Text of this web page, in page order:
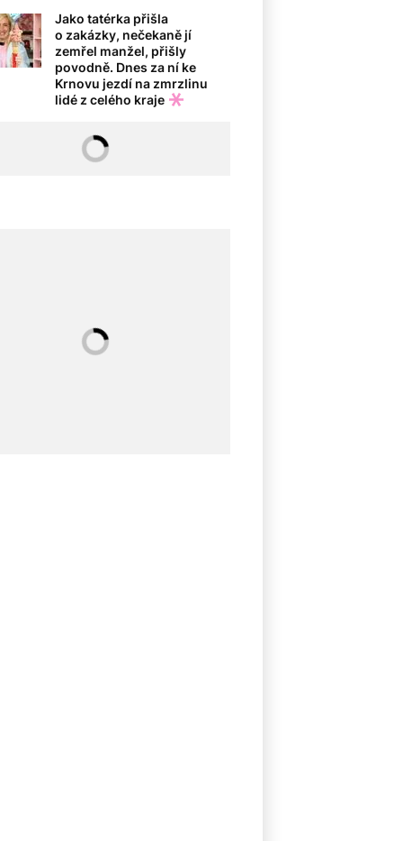
Jako tatérka přišla
o zakázky, nečekaně jí
zemřel manžel, přišly
povodně. Dnes za ní ke
Krnovu jezdí na zmrzlinu
lidé z celého kraje